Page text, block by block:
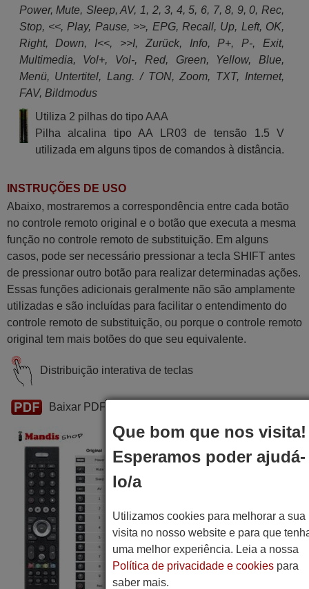
Power, Mute, Sleep, AV, 1, 2, 3, 4, 5, 6, 7, 8, 9, 0, Rec,
Stop, <<, Play, Pause, >>, EPG, Recall, Up, Left, OK,
Right, Down, I<<, >>I, Zurück, Info, P+, P-, Exit,
Multimedia, Vol+, Vol-, Red, Green, Yellow, Blue,
Menü, Untertitel, Lang. / TON, Zoom, TXT, Internet,
FAV, Bildmodus
Utiliza 2 pilhas do tipo AAA
Pilha alcalina tipo AA LR03 de tensão 1.5 V
utilizada em alguns tipos de comandos à distância.
INSTRUÇÕES DE USO
Abaixo, mostraremos a correspondência entre cada botão
no controle remoto original e o botão que executa a mesma
função no controle remoto de substituição. Em alguns
casos, pode ser necessário pressionar a tecla SHIFT antes
de pressionar outro botão para realizar determinadas ações.
Essas funções adicionais geralmente não são amplamente
utilizadas e são incluídas para facilitar o entendimento do
controle remoto de substituição, ou porque o controle remoto
original tem mais botões do que seu equivalente.
Distribuição interativa de teclas
Baixar PDF
Que bom que nos visita!
Esperamos poder ajudá-
lo/a
Utilizamos cookies para melhorar a sua
visita no nosso website e para que
uma melhor experiência. Leia a nossa
Política de privacidade e cookiespara
saber mais.